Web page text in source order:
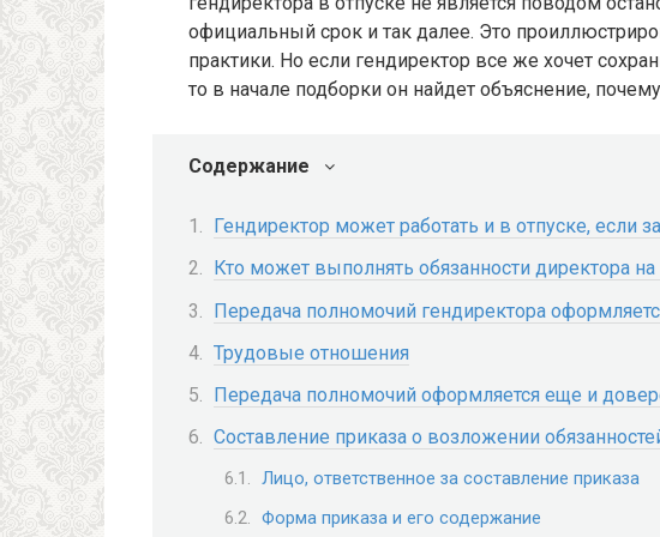
официальный срок и так далее. Это
практики. Но если гендиректор все же хочет
то в начале подборки он найдет объяснение,
Содержание
Гендиректор может работать и в отпуске, если
Кто может выполнять обязанности директора
Передача полномочий гендиректора
Трудовые отношения
Передача полномочий оформляется еще и
Составление приказа о возложении
Лицо, ответственное за составление приказа
Форма приказа и его содержание